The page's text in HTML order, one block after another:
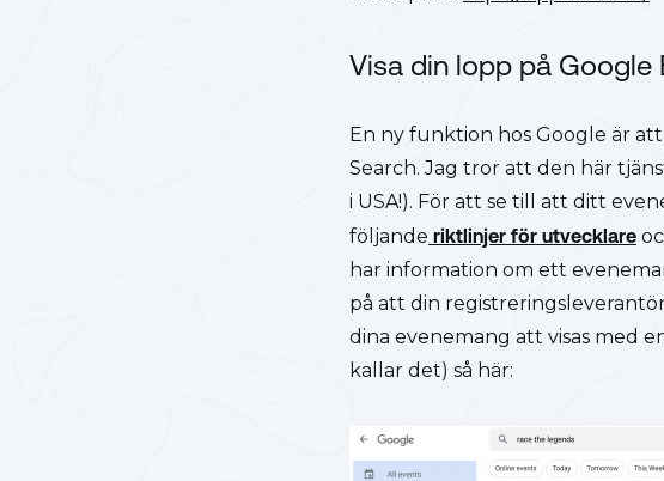
Visa din lopp på Google
En ny funktion hos Google är
Search. Jag tror att den här
i USA!). För att se till att ditt
följande riktlinjer för utvecklare
har information om ett
på att din
dina evenemang att visas med
kallar det) så här: